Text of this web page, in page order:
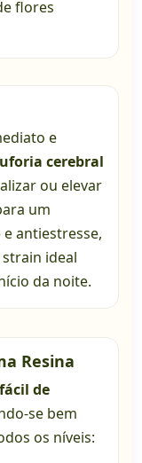
flores
e
cerebral
ou elevar
um
e antiestresse,
ideal
da noite.
Resina
fácil de
se bem
os níveis: